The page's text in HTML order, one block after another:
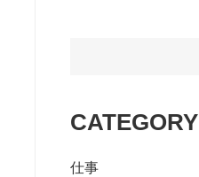
CATEGORY
仕事